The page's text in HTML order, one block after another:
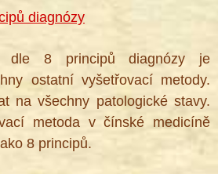
diagnózy
dle 8 principů diagnózy je
ostatní vyšetřovací metody.
na všechny patologické stavy.
metoda v čínské medicíně
8 principů.